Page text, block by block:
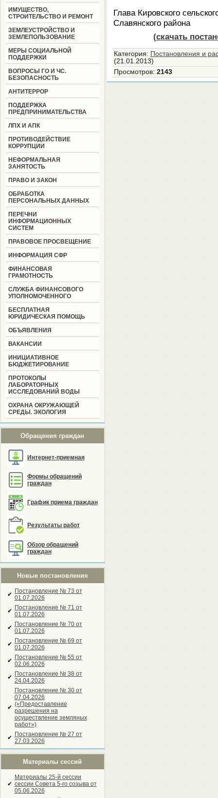
ИМУЩЕСТВО,
СТРОИТЕЛЬСТВО И РЕМОНТ
ЗЕМЛЕУСТРОЙСТВО И
ЗЕМЛЕПОЛЬЗОВАНИЕ
МЕРЫ СОЦИАЛЬНОЙ
ПОДДЕРЖКИ
ВОПРОСЫ ГО И ЧС.
БЕЗОПАСНОСТЬ
АНТИТЕРРОР
ПОДДЕРЖКА
ПРЕДПРИНИМАТЕЛЬСТВА
ЛПХ И АПК
ПРОТИВОДЕЙСТВИЕ
КОРРУПЦИИ
НЕФОРМАЛЬНАЯ
ЗАНЯТОСТЬ
ПРАВО И ЗАКОН
ОБРАБОТКА
ПЕРСОНАЛЬНЫХ ДАННЫХ
ПЕРЕЧНИ
ИНФОРМАЦИОННЫХ
СИСТЕМ
ПРАВОВОЕ ПРОСВЕЩЕНИЕ
ИНФОРМАЦИЯ СФР
ФИНАНСОВАЯ
ГРАМОТНОСТЬ
СЛУЖБА ФИНАНСОВОГО
УПОЛНОМОЧЕННОГО
БЕСПЛАТНАЯ
ЮРИДИЧЕСКАЯ ПОМОЩЬ
ОБЪЯВЛЕНИЯ
ВАКАНСИИ
ИНИЦИАТИВНОЕ
БЮДЖЕТИРОВАНИЕ
ПРОТОКОЛЫ
ЛАБОРАТОРНЫХ
ИССЛЕДОВАНИЙ ВОДЫ
ОХРАНА ОКРУЖАЮЩЕЙ
СРЕДЫ. ЭКОЛОГИЯ
Обращения граждан
Интернет-приемная
Формы обращений
граждан
График приема граждан
Результаты работ
Обзор обращений
граждан
Новые постановления
✔ Постановление № 73 от
01.07.2026
✔ Постановление № 71 от
01.07.2026
✔ Постановление № 70 от
01.07.2026
✔ Постановление № 69 от
01.07.2026
✔ Постановление № 55 от
02.06.2026
✔ Постановление № 38 от
24.04.2026
✔
Постановление № 30 от
07.04.2026
(«Предоставление
разрешения на
осуществление земляных
работ»)
✔ Постановление № 27 от
27.03.2026
Материалы сессий
✔
Материалы 25-й сессии
сессии Совета 5-го созыва от
05.06.2026
Глава Кировского
Славянского района
(скачать
Категория: Постановления и
(21.01.2013)
Просмотров: 2143